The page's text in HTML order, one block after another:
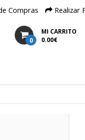
Compras Realizar
MI CARRITO
0 0.00€